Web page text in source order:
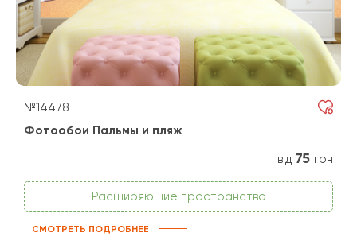
№14478
Фотообои Пальмы и пляж
від 75 грн
Расширяющие пространство
СМОТРЕТЬ ПОДРОБНЕЕ